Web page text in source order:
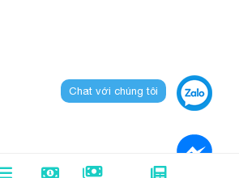
Chat với chúng tôi